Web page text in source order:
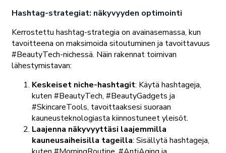
Hashtag-strategiat: näkyvyyden optimointi
Kerrostettu hashtag-strategia on avainasemassa, kun
tavoitteena on maksimoida sitoutuminen ja tavoittavuus
#BeautyTech-nichessä. Näin rakennat toimivan
lähestymistavan:
Keskeiset niche-hashtagit: Käytä hashtageja,
kuten #BeautyTech, #BeautyGadgets ja
#SkincareTools, tavoittaaksesi suoraan
kauneusteknologiasta kiinnostuneet yleisöt.
Laajenna näkyvyyttäsi laajemmilla
kauneusaiheisilla tageilla: Sisällytä hashtageja,